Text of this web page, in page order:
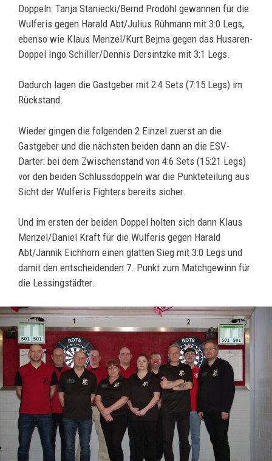
Doppeln: Tanja Staniecki/Bernd Prodöhl gewannen für die
Wulferis gegen Harald Abt/Julius Rühmann mit 3:0 Legs,
ebenso wie Klaus Menzel/Kurt Bejma gegen das Husaren-
Doppel Ingo Schiller/Dennis Dersintzke mit 3:1 Legs.
Dadurch lagen die Gastgeber mit 2:4 Sets (7:15 Legs) im
Rückstand.
Wieder gingen die folgenden 2 Einzel zuerst an die
Gastgeber und die nächsten beiden dann an die ESV-
Darter: bei dem Zwischenstand von 4:6 Sets (15:21 Legs)
vor den beiden Schlussdoppeln war die Punkteteilung aus
Sicht der Wulferis Fighters bereits sicher.
Und im ersten der beiden Doppel holten sich dann Klaus
Menzel/Daniel Kraft für die Wulferis gegen Harald
Abt/Jannik Eichhorn einen glatten Sieg mit 3:0 Legs und
damit den entscheidenden 7. Punkt zum Matchgewinn für
die Lessingstädter.